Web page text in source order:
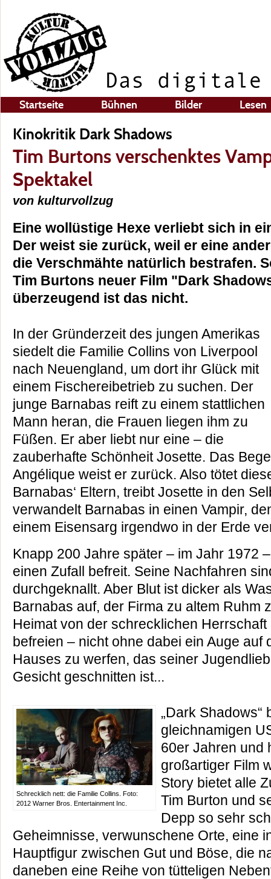
Startseite Bühnen Bilder Lesen
Kinokritik Dark Shadows
Tim Burtons verschenktes
Spektakel
von kulturvollzug
Eine wollüstige Hexe verliebt sich in
Der weist sie zurück, weil er eine
die Verschmähte natürlich bestrafen.
Tim Burtons neuer Film "Dark
überzeugend ist das nicht.
In der Gründerzeit des jungen Amerikas
siedelt die Familie Collins von Liverpool
nach Neuengland, um dort ihr Glück mit
einem Fischereibetrieb zu suchen. Der
junge Barnabas reift zu einem stattlichen
Mann heran, die Frauen liegen ihm zu
Füßen. Er aber liebt nur eine – die
zauberhafte Schönheit Josette. Das
Angélique weist er zurück. Also tötet
Barnabas‘ Eltern, treibt Josette in den
verwandelt Barnabas in einen Vampir,
einem Eisensarg irgendwo in der Erde
Knapp 200 Jahre später – im Jahr 1972
einen Zufall befreit. Seine Nachfahren
durchgeknallt. Aber Blut ist dicker als
Barnabas auf, der Firma zu altem Ruhm
Heimat von der schrecklichen
befreien – nicht ohne dabei ein Auge auf
Hauses zu werfen, das seiner
Gesicht geschnitten ist...
Schrecklich nett: die Familie Collins. Foto:
2012 Warner Bros. Entertainment Inc.
„Dark Shadows“
gleichnamigen
60er Jahren und
großartiger Film
Story bietet alle
Tim Burton und
Depp so sehr
Geheimnisse, verwunschene Orte, eine
Hauptfigur zwischen Gut und Böse, die
daneben eine Reihe von tütteligen